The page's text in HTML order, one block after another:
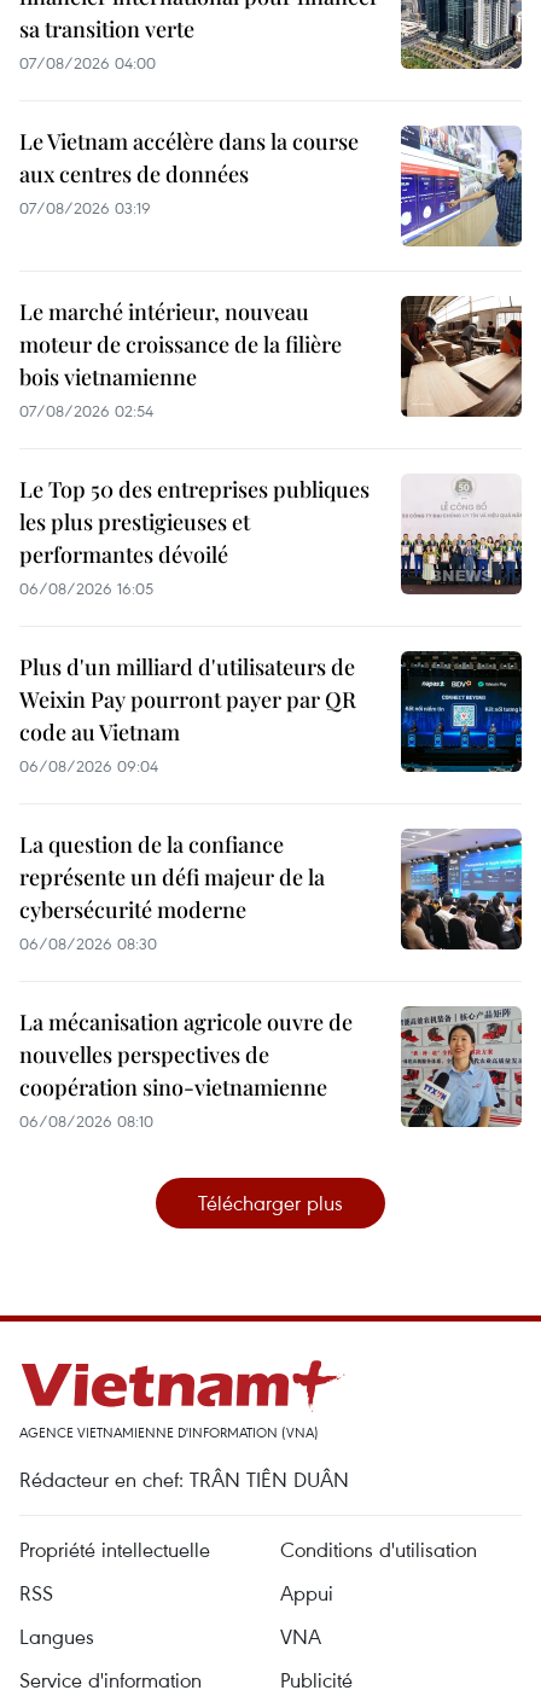
sa transition verte
07/08/2026 04:00
Le Vietnam accélère dans la course
aux centres de données
07/08/2026 03:19
Le marché intérieur, nouveau
moteur de croissance de la filière
bois vietnamienne
07/08/2026 02:54
Le Top 50 des entreprises publiques
les plus prestigieuses et
performantes dévoilé
06/08/2026 16:05
Plus d'un milliard d'utilisateurs de
Weixin Pay pourront payer par QR
code au Vietnam
06/08/2026 09:04
La question de la confiance
représente un défi majeur de la
cybersécurité moderne
06/08/2026 08:30
La mécanisation agricole ouvre de
nouvelles perspectives de
coopération sino-vietnamienne
06/08/2026 08:10
Télécharger plus
AGENCE VIETNAMIENNE D'INFORMATION (VNA)
Rédacteur en chef: TRÂN TIÊN DUÂN
Propriété intellectuelle
Conditions d'utilisation
RSS
Appui
Langues
VNA
Service d'information
Publicité